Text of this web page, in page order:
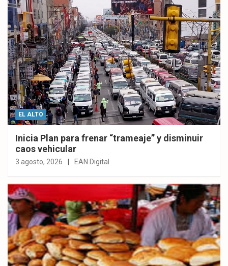
EL ALTO
Inicia Plan para frenar “trameaje” y disminuir
caos vehicular
3 agosto, 2026 EAN Digital